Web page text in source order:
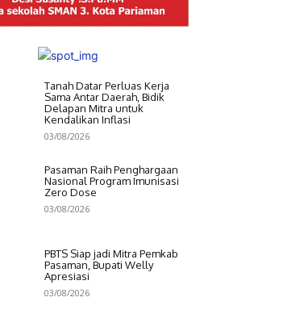
Tanah Datar Perluas Kerja
Sama Antar Daerah, Bidik
Delapan Mitra untuk
Kendalikan Inflasi
03/08/2026
Pasaman Raih Penghargaan
Nasional Program Imunisasi
Zero Dose
03/08/2026
PBTS Siap jadi Mitra Pemkab
Pasaman, Bupati Welly
Apresiasi
03/08/2026